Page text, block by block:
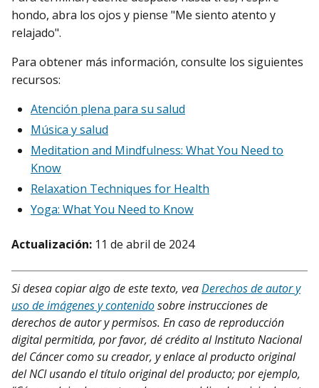
hondo, abra los ojos y piense "Me siento atento y
relajado".
Para obtener más información, consulte los siguientes
recursos:
Atención plena para su salud
Música y salud
Meditation and Mindfulness: What You Need to
Know
Relaxation Techniques for Health
Yoga: What You Need to Know
Actualización: 11 de abril de 2024
Si desea copiar algo de este texto, veaDerechos de autor y
uso de imágenes y contenidosobre instrucciones de
derechos de autor y permisos. En caso de reproducción
digital permitida, por favor, dé crédito al Instituto Nacional
del Cáncer como su creador, y enlace al producto original
del NCI usando el título original del producto; por ejemplo,